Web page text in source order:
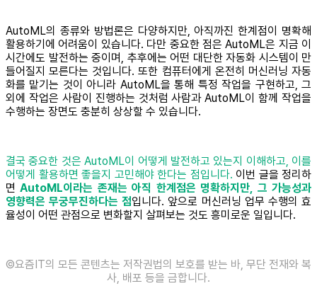
AutoML의 종류와 방법론은 다양하지만, 아직까진 한계점이 명확해
활용하기에 어려움이 있습니다. 다만 중요한 점은 AutoML은 지금 이
시간에도 발전하는 중이며, 추후에는 어떤 대단한 자동화 시스템이 만
들어질지 모른다는 것입니다. 또한 컴퓨터에게 온전히 머신러닝 자동
화를 맡기는 것이 아니라 AutoML을 통해 특정 작업을 구현하고, 그
외에 작업은 사람이 진행하는 것처럼 사람과 AutoML이 함께 작업을
수행하는 장면도 충분히 상상할 수 있습니다.
결국 중요한 것은 AutoML이 어떻게 발전하고 있는지 이해하고, 이를
어떻게 활용하면 좋을지 고민해야 한다는 점입니다. 이번 글을 정리하
면AutoML이라는 존재는 아직 한계점은 명확하지만, 그 가능성과
영향력은 무궁무진하다는 점입니다. 앞으로 머신러닝 업무 수행의 효
율성이 어떤 관점으로 변화할지 살펴보는 것도 흥미로운 일입니다.
©️요즘IT의 모든 콘텐츠는 저작권법의 보호를 받는 바, 무단 전재와 복
사, 배포 등을 금합니다.